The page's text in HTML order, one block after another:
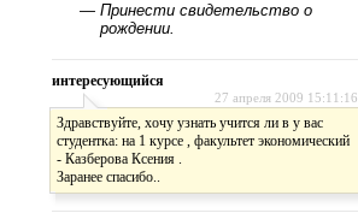
— Принести свидетельство о
рождении.
интересующийся
27 апреля 2009 15:11:16
Здравствуйте, хочу узнать учится ли в у вас
студентка: на 1 курсе , факультет экономический
- Казберова Ксения .
Заранее спасибо..